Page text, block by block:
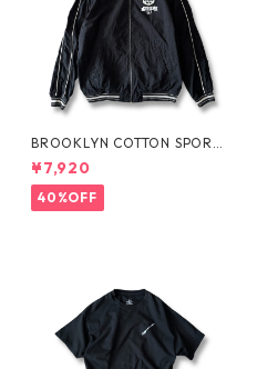
BROOKLYN COTTON SPORT
JKT by Polo Ralph Lauren
¥7,920
40%OFF